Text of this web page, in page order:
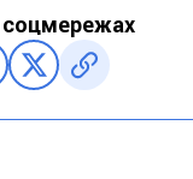
соцмережах